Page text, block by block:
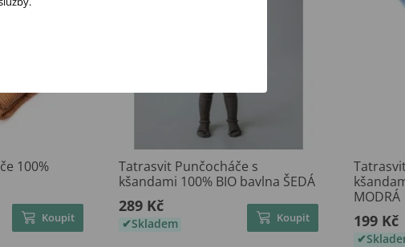
100%
Koupit
Tatrasvit Punčocháče s
kšandami 100% BIO bavlna ŠEDÁ
289 Kč
Skladem Koupit
MODRÁ
199 Kč